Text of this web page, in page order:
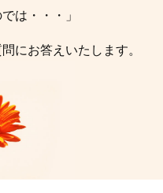
は・・・」
にお答えいたします。